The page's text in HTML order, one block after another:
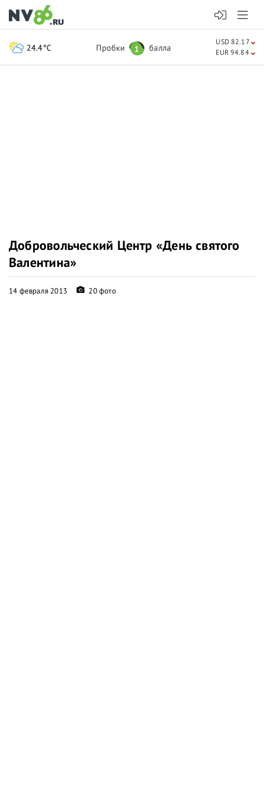
Добровольческий Центр «День святого
Валентина»
14 февраля 2013 20 фото
24.4°C Пробки 1 балла
USD 82.17
EUR 94.84